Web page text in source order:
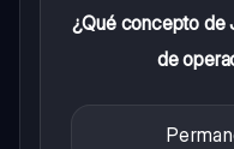
¿Qué concepto de
de